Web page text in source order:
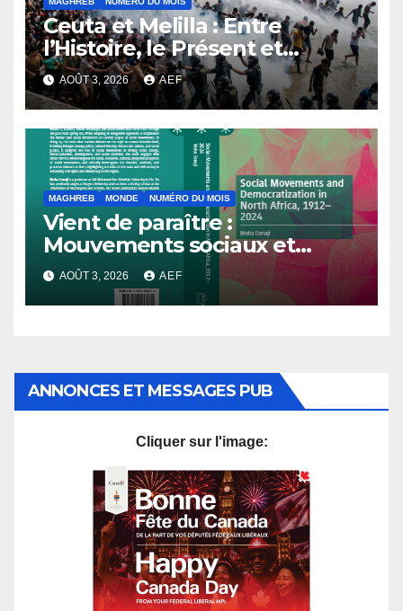
Ceuta et Melilla : Entre
l’Histoire, le Présent et
l’Avenir
AOÛT 3, 2026 AEF
MAGHREB MONDE NUMÉRO DU MOIS
Vient de paraître :
Mouvements sociaux et
démocratisation en Afrique
du Nord, 1912-2024
AOÛT 3, 2026 AEF
ANNONCES ET MESSAGES PUB
Cliquer sur l'image: